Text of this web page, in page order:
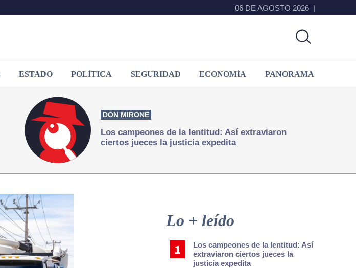
06 DE AGOSTO 2026
ESTADO POLÍTICA SEGURIDAD ECONOMÍA PANORAMA
DON MIRONE
Los campeones de la lentitud: Así extraviaron
ciertos jueces la justicia expedita
Sidebar
Lo + leído
Los campeones de la lentitud: Así
extraviaron ciertos jueces la
justicia expedita